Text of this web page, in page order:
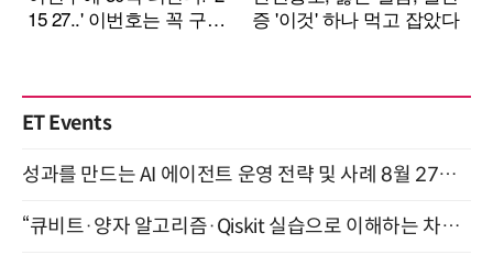
ET Events
성과를 만드는 AI 에이전트 운영 전략 및 사례 8월 27일 개최
“큐비트·양자 알고리즘·Qiskit 실습으로 이해하는 차세대 컴퓨팅” (8/28)